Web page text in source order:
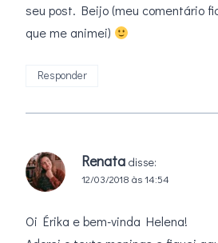
seu post. Beijo (meu comentário
que me animei)
Responder
Renata disse:
12/03/2018 às 14:54
Oi Érika e bem-vinda Helena!